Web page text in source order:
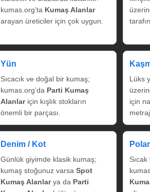
kumas.org’ta Kumaş Alanlar
arayan üreticiler için çok uygun.
Yün
Sıcacık ve doğal bir kumaş;
kumas.org’da Parti Kumaş
Alanlariçin kışlık stokların
önemli bir parçası.
Lüks
için
Denim / Kot
Günlük giyimde klasik kumaş;
kumaş stoğunuz varsa Spot
Kumaş Alanlarya da Parti
Polar